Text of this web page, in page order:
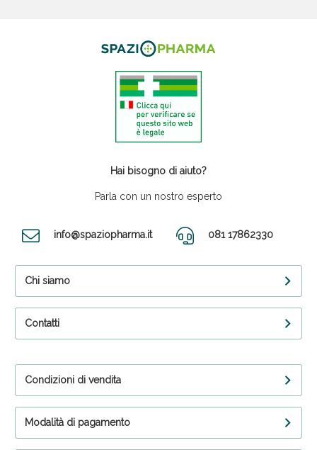
Hai bisogno di aiuto?
Parla con un nostro esperto
info@spaziopharma.it 081 17862330
Chi siamo
Contatti
Condizioni di vendita
Modalità di pagamento